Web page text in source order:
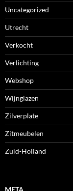
Uncategorized
Utrecht
Verkocht
Verlichting
Webshop
Wijnglazen
Zilverplate
Zitmeubelen
Zuid-Holland
META